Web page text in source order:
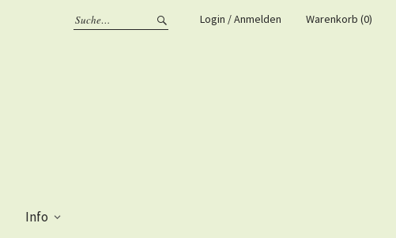
Login / Anmelden Warenkorb (0)
Info